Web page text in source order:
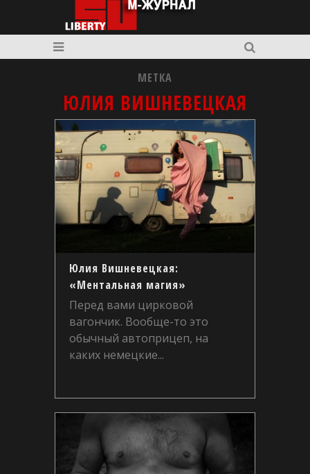
МЕТКА
ЮЛИЯ ВИШНЕВЕЦКАЯ
Юлия Вишневецкая:
«Ментальная магия»
Перед вами цирковой
вагончик. Вообще-то это
обычный автоприцеп, на
каких немецкие...